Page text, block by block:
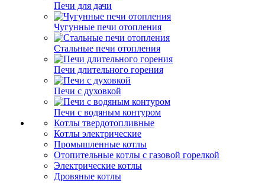
Печи для дачи
Чугунные печи отопления
Стальные печи отопления
Печи длительного горения
Печи с духовкой
Печи с водяным контуром
Котлы твердотопливные
Котлы электрические
Промышленные котлы
Отопительные котлы с газовой горелкой
Электрические котлы
Дровяные котлы